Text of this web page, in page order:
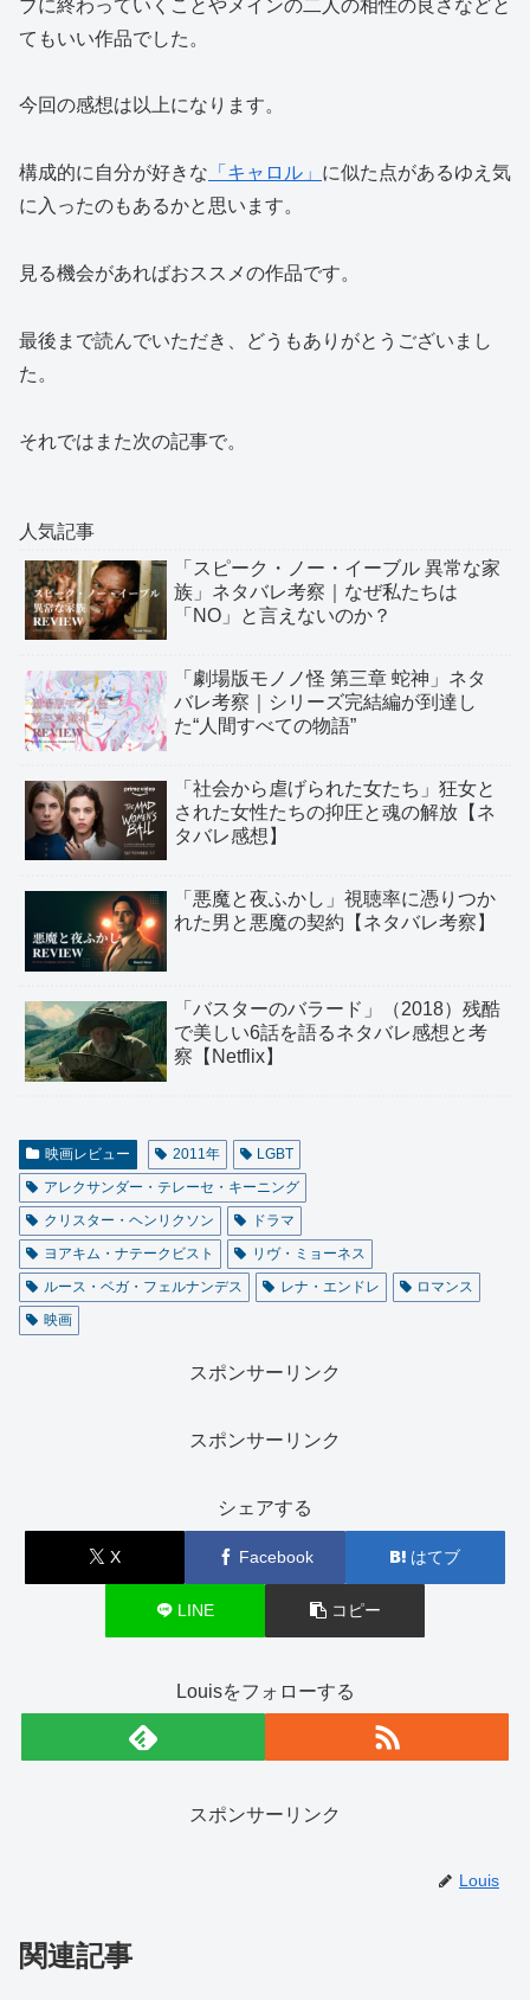
ブに終わっていくことやメインの二人の相性の良さなどと
てもいい作品でした。
今回の感想は以上になります。
構成的に自分が好きな 「キャロル」 に似た点があるゆえ気
に入ったのもあるかと思います。
見る機会があればおススメの作品です。
最後まで読んでいただき、どうもありがとうございまし
た。
それではまた次の記事で。
人気記事
「スピーク・ノー・イーブル 異常な家
族」ネタバレ考察｜なぜ私たちは
「NO」と言えないのか？
「劇場版モノノ怪 第三章 蛇神」ネタ
バレ考察｜シリーズ完結編が到達し
た“人間すべての物語”
「社会から虐げられた女たち」狂女と
された女性たちの抑圧と魂の解放【ネ
タバレ感想】
「悪魔と夜ふかし」視聴率に憑りつか
れた男と悪魔の契約【ネタバレ考察】
「バスターのバラード」（2018）残酷
で美しい6話を語るネタバレ感想と考
察【Netflix】
映画レビュー 2011年
LGBT
アレクサンダー・テレーセ・キーニング
クリスター・ヘンリクソン
ドラマ
ヨアキム・ナテークビスト
リヴ・ミョーネス
ルース・ベガ・フェルナンデス
レナ・エンドレ
ロマンス
映画
スポンサーリンク
スポンサーリンク
シェアする
X Facebook はてブ
LINE コピー
Louisをフォローする
スポンサーリンク
Louis
関連記事